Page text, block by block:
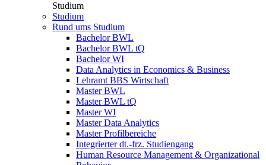
Studium
Studium
Rund ums Studium
Bachelor BWL
Bachelor BWL tQ
Bachelor WI
Data Analytics in Economics & Business
Lehramt BBS Wirtschaft
Master BWL
Master BWL tQ
Master WI
Master Data Analytics
Master Profilbereiche
Integrierter dt.-frz. Studiengang
Human Resource Management & Organizational